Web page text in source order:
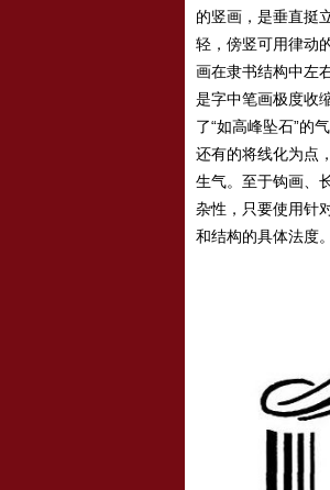
的竖画，是垂直挺
轻，傍竖可用律动
画在隶书结构中左
是字中笔画极度收
了“如高峰坠石”的
还有的将线化为点
生气。至于钩画、
杂性，只要使用针
和结构的具体法度。